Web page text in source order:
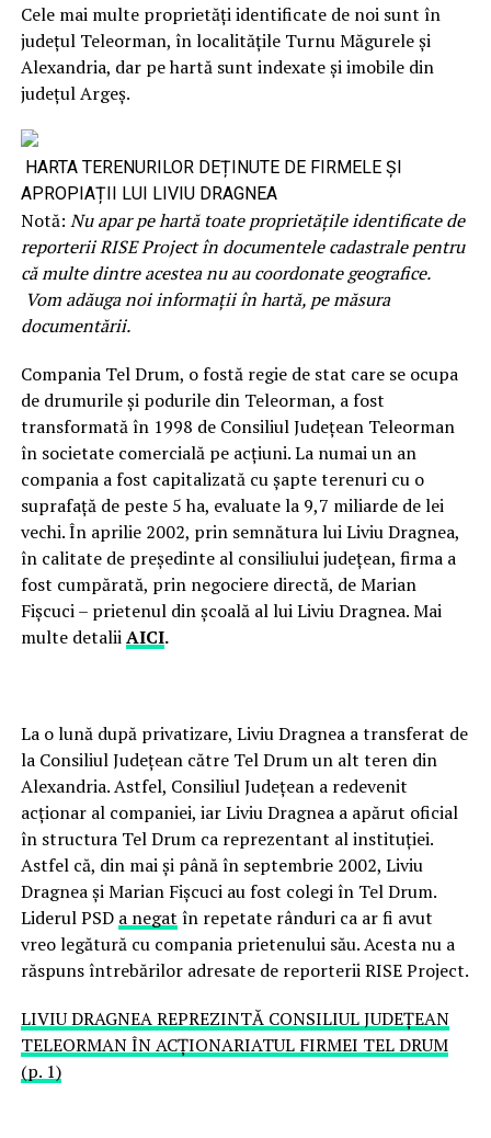
Cele mai multe proprietăți identificate de noi sunt în
județul Teleorman, în localitățile Turnu Măgurele și
Alexandria, dar pe hartă sunt indexate și imobile din
județul Argeș.
HARTA TERENURILOR DEȚINUTE DE FIRMELE ȘI
APROPIAȚII LUI LIVIU DRAGNEA
Notă: Nu apar pe hartă toate proprietățile identificate de
reporterii RISE Project în documentele cadastrale pentru
că multe dintre acestea nu au coordonate geografice.
Vom adăuga noi informații în hartă, pe măsura
documentării.
Compania Tel Drum, o fostă regie de stat care se ocupa
de drumurile și podurile din Teleorman, a fost
transformată în 1998 de Consiliul Județean Teleorman
în societate comercială pe acțiuni. La numai un an
compania a fost capitalizată cu șapte terenuri cu o
suprafață de peste 5 ha, evaluate la 9,7 miliarde de lei
vechi. În aprilie 2002, prin semnătura lui Liviu Dragnea,
în calitate de președinte al consiliului județean, firma a
fost cumpărată, prin negociere directă, de Marian
Fișcuci – prietenul din școală al lui Liviu Dragnea. Mai
multe detaliiAICI.
La o lună după privatizare, Liviu Dragnea a transferat de
la Consiliul Județean către Tel Drum un alt teren din
Alexandria. Astfel, Consiliul Județean a redevenit
acționar al companiei, iar Liviu Dragnea a apărut oficial
în structura Tel Drum ca reprezentant al instituției.
Astfel că, din mai și până în septembrie 2002, Liviu
Dragnea și Marian Fișcuci au fost colegi în Tel Drum.
Liderul PSD a negat în repetate rânduri ca ar fi avut
vreo legătură cu compania prietenului său. Acesta nu a
răspuns întrebărilor adresate de reporterii RISE Project.
LIVIU DRAGNEA REPREZINTĂ CONSILIUL JUDEȚEAN
TELEORMAN ÎN ACȚIONARIATUL FIRMEI TEL DRUM
(p. 1)